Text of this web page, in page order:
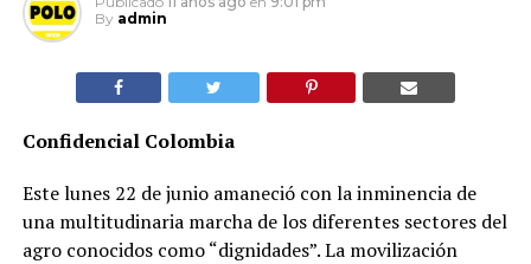
By admin
Confidencial Colombia
Este lunes 22 de junio amaneció con la inminencia de
una multitudinaria marcha de los diferentes sectores del
agro conocidos como “dignidades”. La movilización